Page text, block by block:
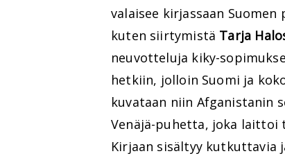
valaisee kirjassaan
kuten siirtymistä Tarja
neuvotteluja kiky-
hetkiin, jolloin Suomi ja
kuvataan niin Afganistanin
Venäjä-puhetta, joka laittoi
Kirjaan sisältyy